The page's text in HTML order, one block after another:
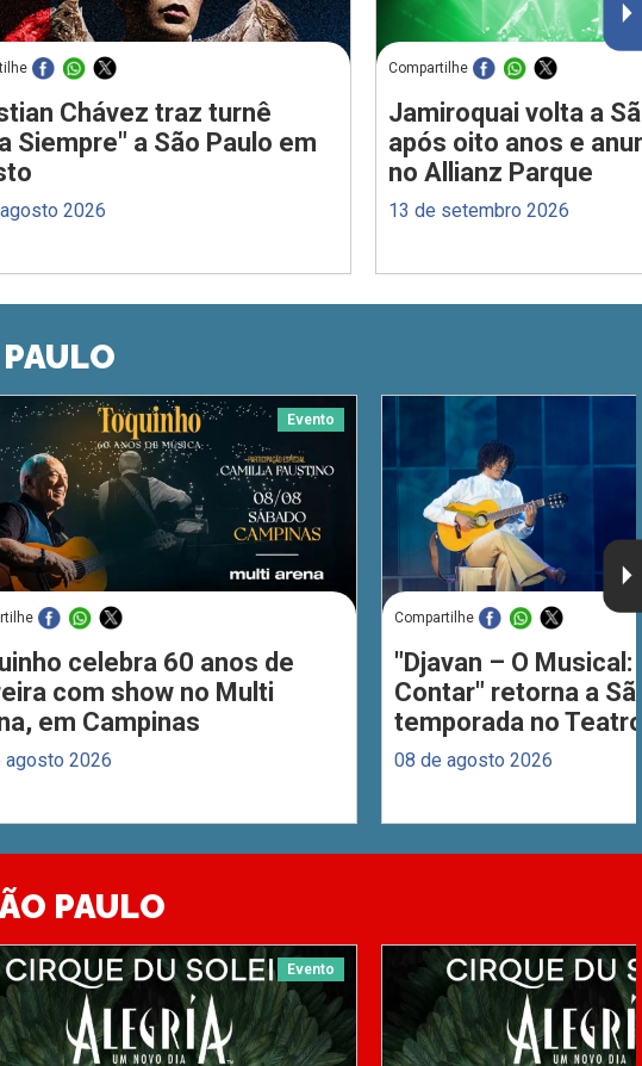
Chávez traz turnê
Siempre" a São Paulo em
2026
Compartilhe
Jamiroquai volta a
após oito anos e
no Allianz Parque
13 de setembro 2026
Evento
celebra 60 anos de
com show no Multi
em Campinas
agosto 2026
Compartilhe
"Djavan – O Musical:
Contar" retorna a
temporada no
08 de agosto 2026
PAULO
Evento